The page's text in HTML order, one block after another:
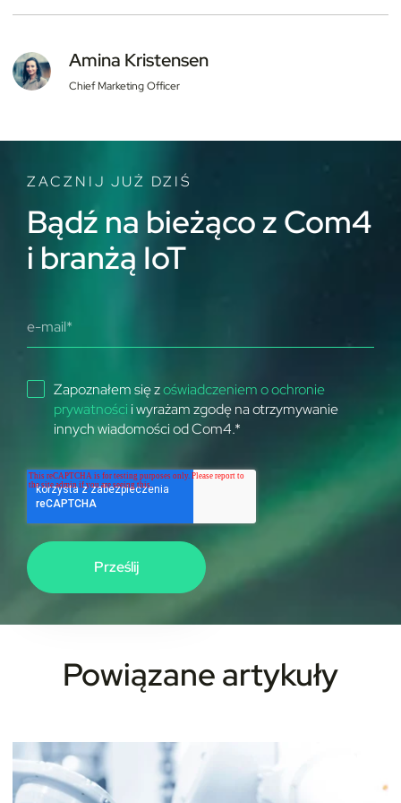
Amina Kristensen
Chief Marketing Officer
ZACZNIJ JUŻ DZIŚ
Bądź na bieżąco z Com4
i branżą IoT
Zapoznałem się zoświadczeniem o ochronie
prywatności i wyrażam zgodę na otrzymywanie
innych wiadomości od Com4.*
Powiązane artykuły